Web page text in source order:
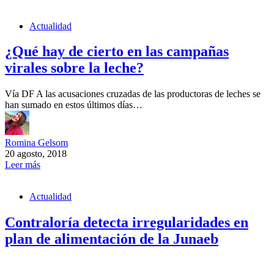
Actualidad
¿Qué hay de cierto en las campañas
virales sobre la leche?
Vía DF A las acusaciones cruzadas de las productoras de leches se
han sumado en estos últimos días…
Romina Gelsom
20 agosto, 2018
Leer más
Actualidad
Contraloría detecta irregularidades en
plan de alimentación de la Junaeb